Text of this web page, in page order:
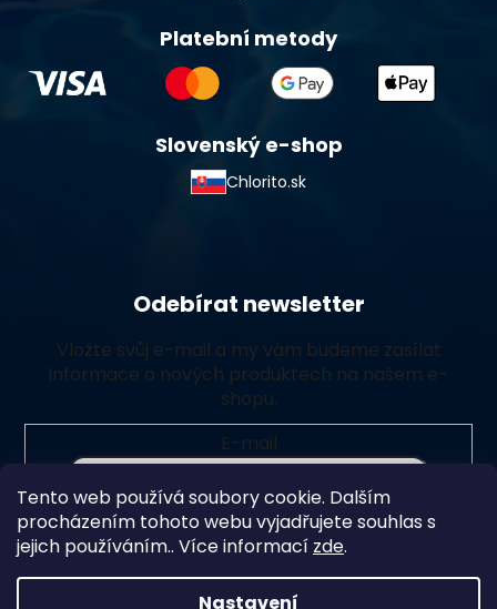
Tento web používá soubory cookie. Dalším
procházením tohoto webu vyjadřujete souhlas s
jejich používáním.. Více informací zde.
Nastavení
Platební metody
Slovenský e-shop
Chlorito.sk
Odebírat newsletter
Vložte svůj e-mail a my vám budeme zasílat
informace o nových produktech na našem e-
shopu.
E-mail
Vložením e-mailu souhlasíte spodmínkami ochrany
osobních údajů
Přihlásit se